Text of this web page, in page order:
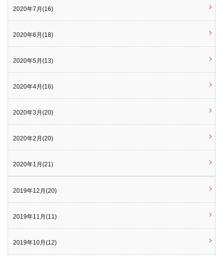
2020年7月(16)
2020年6月(18)
2020年5月(13)
2020年4月(16)
2020年3月(20)
2020年2月(20)
2020年1月(21)
2019年12月(20)
2019年11月(11)
2019年10月(12)